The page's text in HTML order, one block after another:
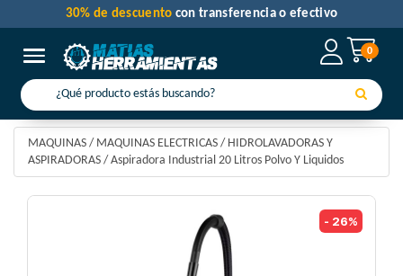
0
Toggle navigation
30% de descuento con transferencia o efectivo
MAQUINAS / MAQUINAS ELECTRICAS / HIDROLAVADORAS Y
ASPIRADORAS / Aspiradora Industrial 20 Litros Polvo Y Liquidos
- 26%